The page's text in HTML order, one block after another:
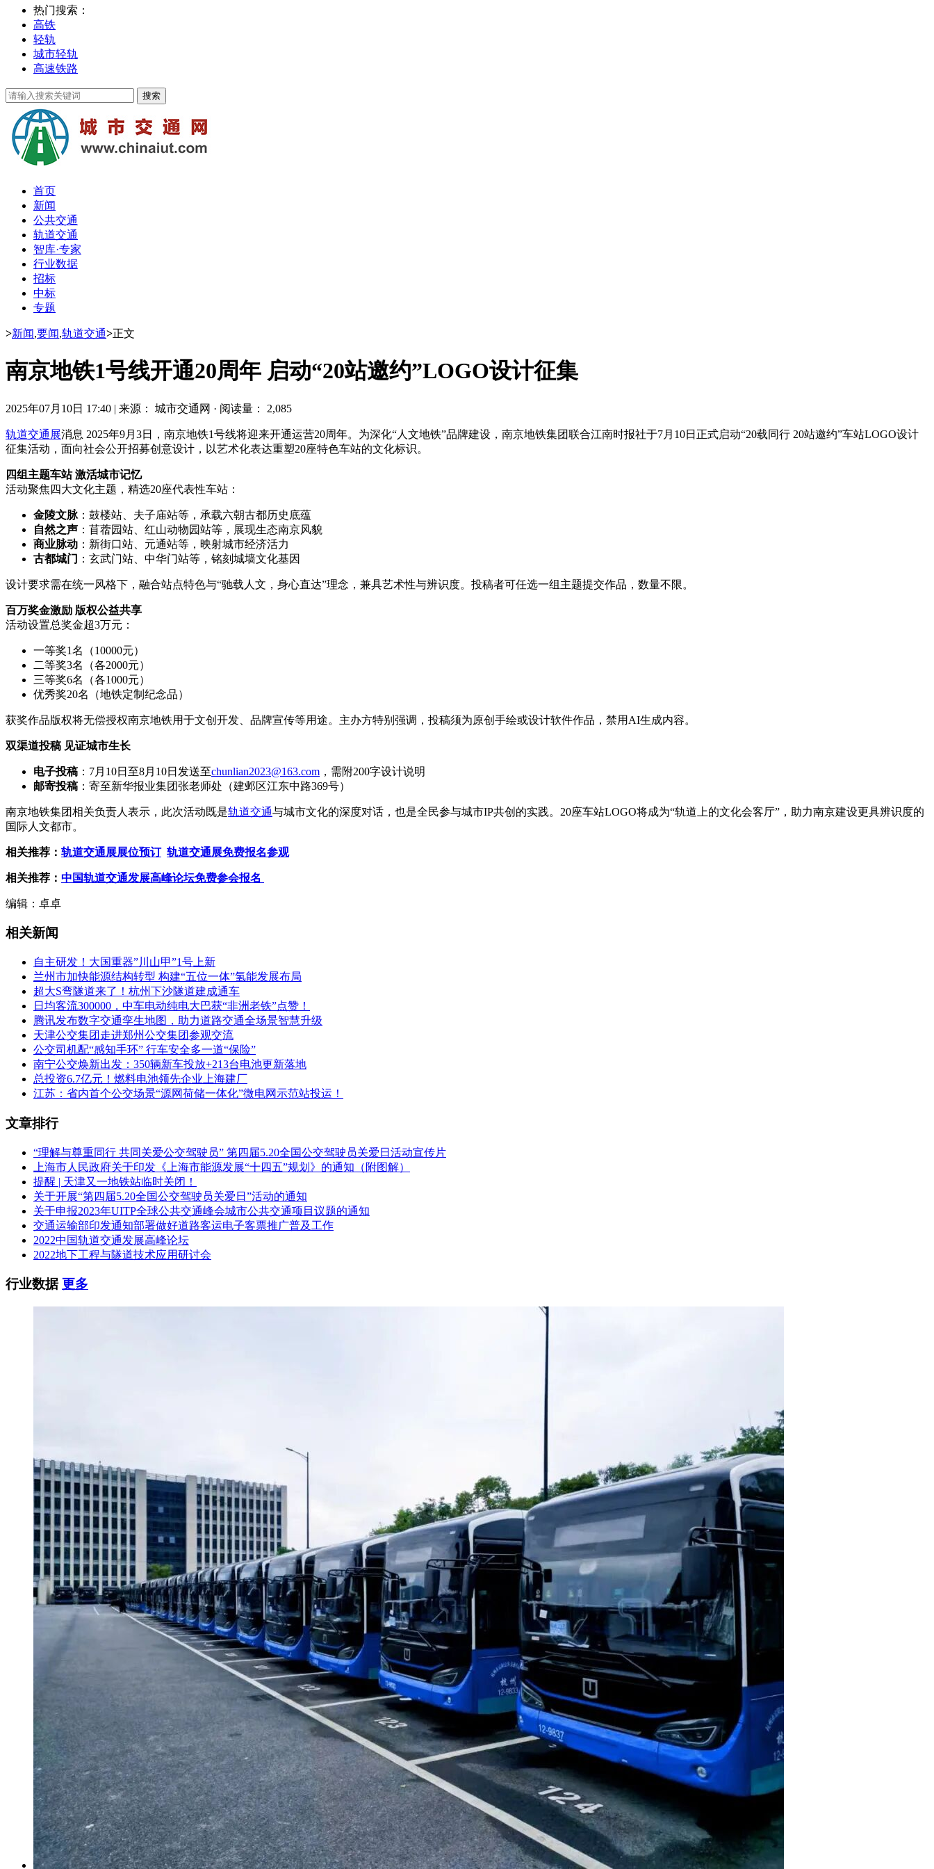
热门搜索：
高铁
轻轨
城市轻轨
高速铁路
首页
新闻
公共交通
轨道交通
智库·专家
行业数据
招标
中标
专题
>新闻,要闻,轨道交通>正文
南京地铁1号线开通20周年 启动“20站邀约”LOGO设计征集
2025年07月10日 17:40 | 来源： 城市交通网 · 阅读量： 2,085
轨道交通展消息 2025年9月3日，南京地铁1号线将迎来开通运营20周年。为深化“人文地铁”品牌建设，南京地铁集团联合江南时报社于7月10日正式启动“20载同行 20站邀约”车站LOGO设计
征集活动，面向社会公开招募创意设计，以艺术化表达重塑20座特色车站的文化标识。
四组主题车站 激活城市记忆
活动聚焦四大文化主题，精选20座代表性车站：
金陵文脉 ：鼓楼站、夫子庙站等，承载六朝古都历史底蕴
自然之声 ：苜蓿园站、红山动物园站等，展现生态南京风貌
商业脉动 ：新街口站、元通站等，映射城市经济活力
古都城门 ：玄武门站、中华门站等，铭刻城墙文化基因
设计要求需在统一风格下，融合站点特色与“驰载人文，身心直达”理念，兼具艺术性与辨识度。投稿者可任选一组主题提交作品，数量不限。
百万奖金激励 版权公益共享
活动设置总奖金超3万元：
一等奖1名（10000元）
二等奖3名（各2000元）
三等奖6名（各1000元）
优秀奖20名（地铁定制纪念品）
获奖作品版权将无偿授权南京地铁用于文创开发、品牌宣传等用途。主办方特别强调，投稿须为原创手绘或设计软件作品，禁用AI生成内容。
双渠道投稿 见证城市生长
电子投稿 ：7月10日至8月10日发送至chunlian2023@163.com ，需附200字设计说明
邮寄投稿 ：寄至新华报业集团张老师处（建邺区江东中路369号）
南京地铁集团相关负责人表示，此次活动既是轨道交通与城市文化的深度对话，也是全民参与城市IP共创的实践。20座车站LOGO将成为“轨道上的文化会客厅”，助力南京建设更具辨识度的
国际人文都市。
相关推荐： 轨道交通展展位预订 轨道交通展免费报名参观
相关推荐： 中国轨道交通发展高峰论坛免费参会报名
编辑：卓卓
相关新闻
自主研发！大国重器”川山甲”1号上新
兰州市加快能源结构转型 构建“五位一体”氢能发展布局
超大S弯隧道来了！杭州下沙隧道建成通车
日均客流300000，中车电动纯电大巴获“非洲老铁”点赞！
腾讯发布数字交通孪生地图，助力道路交通全场景智慧升级
天津公交集团走进郑州公交集团参观交流
公交司机配“感知手环” 行车安全多一道“保险”
南宁公交焕新出发：350辆新车投放+213台电池更新落地
总投资6.7亿元！燃料电池领先企业上海建厂
江苏：省内首个公交场景“源网荷储一体化”微电网示范站投运！
文章排行
“理解与尊重同行 共同关爱公交驾驶员” 第四届5.20全国公交驾驶员关爱日活动宣传片
上海市人民政府关于印发《上海市能源发展“十四五”规划》的通知（附图解）
提醒 | 天津又一地铁站临时关闭！
关于开展“第四届5.20全国公交驾驶员关爱日”活动的通知
关于申报2023年UITP全球公共交通峰会城市公共交通项目议题的通知
交通运输部印发通知部署做好道路客运电子客票推广普及工作
2022中国轨道交通发展高峰论坛
2022地下工程与隧道技术应用研讨会
行业数据更多